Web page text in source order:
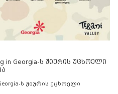
in Georgia-ს ჟიურის უცხოელი
Georgia-ს ჟიურის უცხოელი